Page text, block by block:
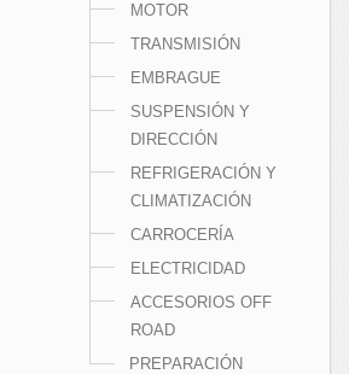
MOTOR
TRANSMISIÓN
EMBRAGUE
SUSPENSIÓN Y
DIRECCIÓN
REFRIGERACIÓN Y
CLIMATIZACIÓN
CARROCERÍA
ELECTRICIDAD
ACCESORIOS OFF
ROAD
PREPARACIÓN